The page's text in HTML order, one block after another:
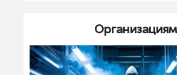
Организациям